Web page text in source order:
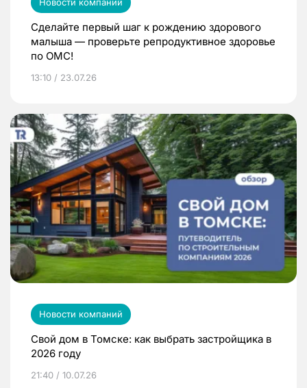
Сделайте первый шаг к рождению здорового
малыша — проверьте репродуктивное здоровье
по ОМС!
13:10 / 23.07.26
Новости компаний
Свой дом в Томске: как выбрать застройщика в
2026 году
21:40 / 10.07.26